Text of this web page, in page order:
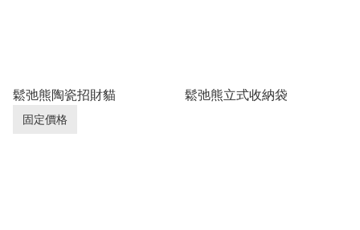
鬆弛熊陶瓷招財貓
固定價格
鬆弛熊立式收納袋